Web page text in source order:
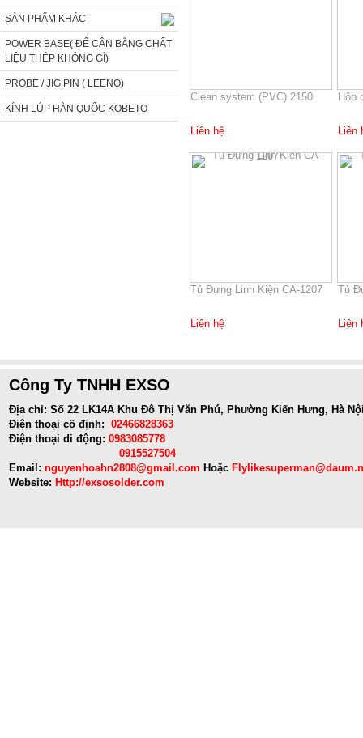
SẢN PHẨM KHÁC
POWER BASE( ĐẾ CÂN BẰNG CHẤT
LIỆU THÉP KHÔNG GỈ)
PROBE / JIG PIN ( LEENO)
KÍNH LÚP HÀN QUỐC KOBETO
Clean system (PVC) 2150
Liên hệ
Hộp
Liên
Tủ Đựng Linh Kiện CA-1207
Liên hệ
Tủ
Liên
Công Ty TNHH EXSO
Địa chỉ: Số 22 LK14A Khu Đô Thị Văn Phú, Phường Kiến Hưng, Hà
Điện thoại cố định: 02466828363
Điện thoại di động: 0983085778
0915527504
Email: nguyenhoahn2808@gmail.com Hoặc
Website: Http://exsosolder.com